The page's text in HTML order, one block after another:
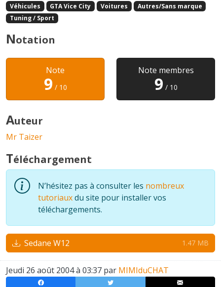
Véhicules GTA Vice City Voitures
Autres/Sans marque
Tuning / Sport
Notation
Note
9 / 10
Note membres
9 / 10
Auteur
Mr Taizer
Téléchargement
N’hésitez pas à consulter les nombreux
tutoriauxdu site pour installer vos
téléchargements.
Sedane W12 1.47 MB
Jeudi 26 août 2004 à 03:37 par MIMIduCHAT